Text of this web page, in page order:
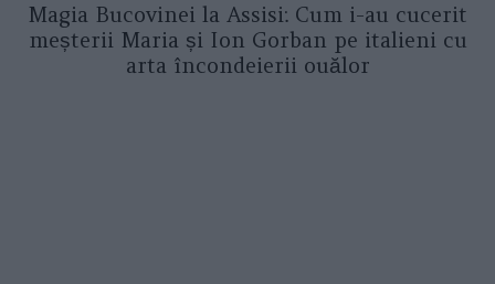
Magia Bucovinei la Assisi: Cum i-au cucerit
meșterii Maria și Ion Gorban pe italieni cu
arta încondeierii ouălor